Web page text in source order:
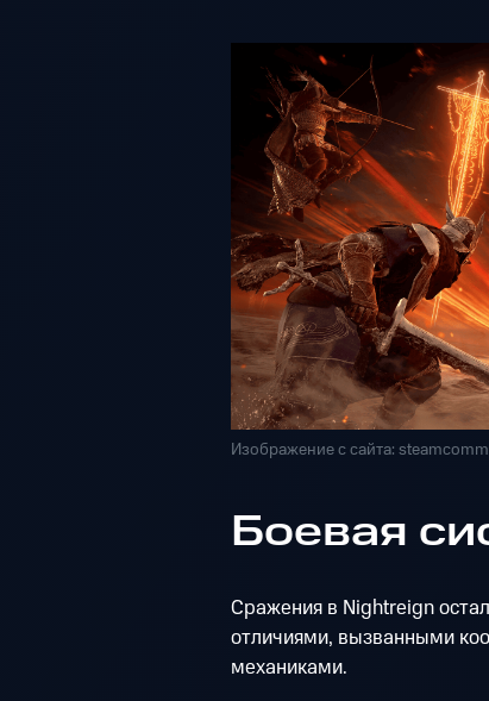
Изображение с сайта:
Боевая
Сражения в Nightreign
отличиями, вызванными
механиками.